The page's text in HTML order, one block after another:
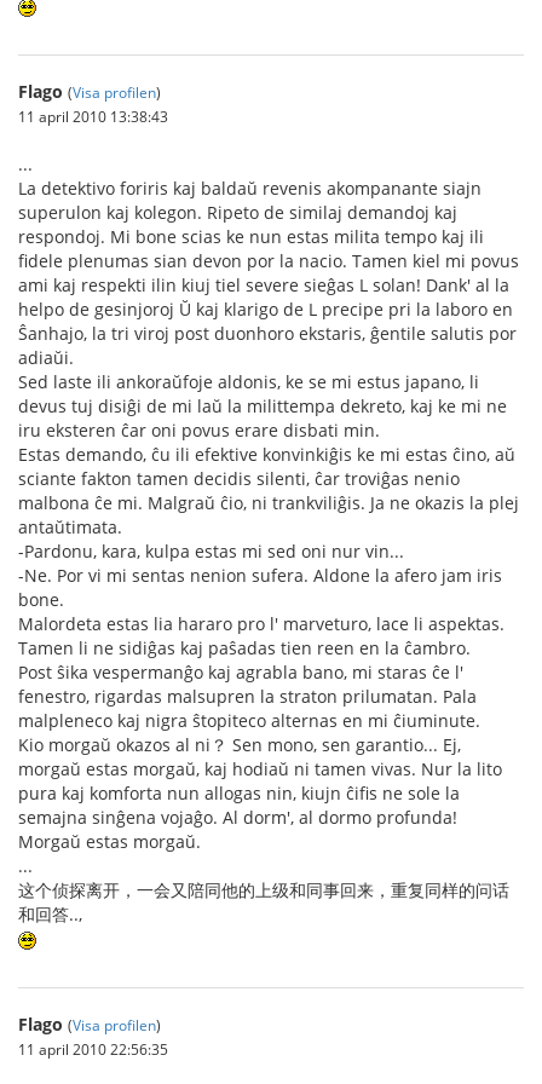
Flago (Visa profilen)
11 april 2010 13:38:43
...
La detektivo foriris kaj baldaŭ revenis akompanante siajn
superulon kaj kolegon. Ripeto de similaj demandoj kaj
respondoj. Mi bone scias ke nun estas milita tempo kaj ili
fidele plenumas sian devon por la nacio. Tamen kiel mi povus
ami kaj respekti ilin kiuj tiel severe sieĝas L solan! Dank' al la
helpo de gesinjoroj Ŭ kaj klarigo de L precipe pri la laboro en
Ŝanhajo, la tri viroj post duonhoro ekstaris, ĝentile salutis por
adiaŭi.
Sed laste ili ankoraŭfoje aldonis, ke se mi estus japano, li
devus tuj disiĝi de mi laŭ la milittempa dekreto, kaj ke mi ne
iru eksteren ĉar oni povus erare disbati min.
Estas demando, ĉu ili efektive konvinkiĝis ke mi estas ĉino, aŭ
sciante fakton tamen decidis silenti, ĉar troviĝas nenio
malbona ĉe mi. Malgraŭ ĉio, ni trankviliĝis. Ja ne okazis la plej
antaŭtimata.
-Pardonu, kara, kulpa estas mi sed oni nur vin...
-Ne. Por vi mi sentas nenion sufera. Aldone la afero jam iris
bone.
Malordeta estas lia hararo pro l' marveturo, lace li aspektas.
Tamen li ne sidiĝas kaj paŝadas tien reen en la ĉambro.
Post ŝika vespermanĝo kaj agrabla bano, mi staras ĉe l'
fenestro, rigardas malsupren la straton prilumatan. Pala
malpleneco kaj nigra ŝtopiteco alternas en mi ĉiuminute.
Kio morgaŭ okazos al ni？ Sen mono, sen garantio... Ej,
morgaŭ estas morgaŭ, kaj hodiaŭ ni tamen vivas. Nur la lito
pura kaj komforta nun allogas nin, kiujn ĉifis ne sole la
semajna sinĝena vojaĝo. Al dorm', al dormo profunda!
Morgaŭ estas morgaŭ.
...
这个侦探离开，一会又陪同他的上级和同事回来，重复同样的问话
和回答..,
Flago (Visa profilen)
11 april 2010 22:56:35